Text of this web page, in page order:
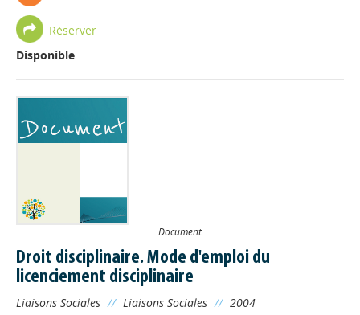
Réserver
Disponible
Document
Droit disciplinaire. Mode d'emploi du
licenciement disciplinaire
Liaisons Sociales // Liaisons Sociales // 2004